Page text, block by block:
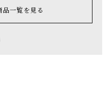
一覧を見る